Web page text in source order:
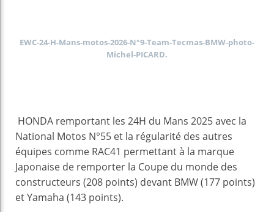
EWC-24-H-Mans-motos-2026-N°9-Team-Tecmas-BMW-photo-
Michel-PICARD.
HONDA remportant les 24H du Mans 2025 avec la
National Motos N°55 et la régularité des autres
équipes comme RAC41 permettant à la marque
Japonaise de remporter la Coupe du monde des
constructeurs (208 points) devant BMW (177 points)
et Yamaha (143 points).